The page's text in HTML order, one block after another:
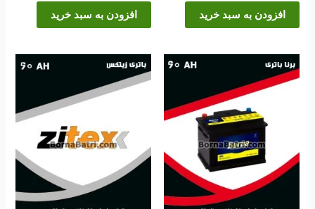
افزودن به سبد خرید افزودن به سبد خرید